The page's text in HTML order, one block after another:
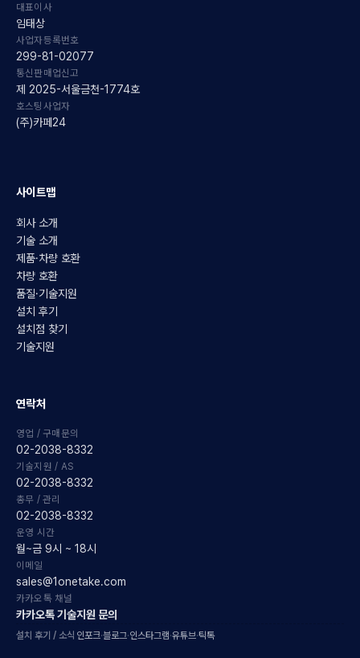
대표이사
임태상
사업자등록번호
299-81-02077
통신판매업신고
제 2025-서울금천-1774호
호스팅사업자
(주)카페24
사이트맵
회사 소개
기술 소개
제품·차량 호환
차량 호환
품질·기술지원
설치 후기
설치점 찾기
기술지원
연락처
영업 / 구매문의
02-2038-8332
기술지원 / AS
02-2038-8332
총무 / 관리
02-2038-8332
운영 시간
월~금 9시 ~ 18시
이메일
sales@1onetake.com
카카오톡 채널
카카오톡 기술지원 문의
설치 후기 / 소식 인포크·블로그·인스타그램·유튜브·틱톡